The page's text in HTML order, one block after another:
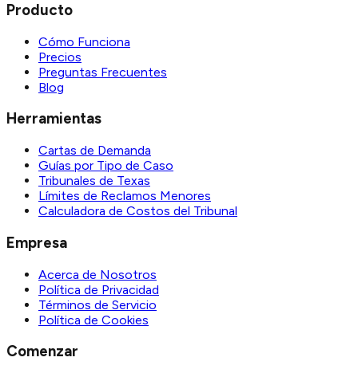
Producto
Cómo Funciona
Precios
Preguntas Frecuentes
Blog
Herramientas
Cartas de Demanda
Guías por Tipo de Caso
Tribunales de Texas
Límites de Reclamos Menores
Calculadora de Costos del Tribunal
Empresa
Acerca de Nosotros
Política de Privacidad
Términos de Servicio
Política de Cookies
Comenzar